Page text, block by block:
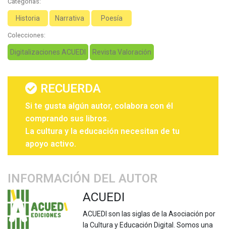
Historia Narrativa Poesía
Colecciones:
Digitalizaciones ACUEDI Revista Valoración
RECUERDA
Si te gusta algún autor, colabora con él
comprando sus libros.
La cultura y la educación necesitan de tu
apoyo activo.
INFORMACIÓN DEL AUTOR
ACUEDI
ACUEDI son las siglas de la Asociación por
la Cultura y Educación Digital. Somos una